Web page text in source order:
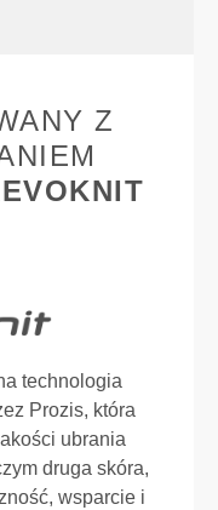
Z
technologia
Prozis, która
ubrania
druga skóra,
wsparcie i